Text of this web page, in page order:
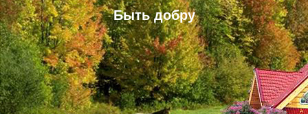
Быть добру